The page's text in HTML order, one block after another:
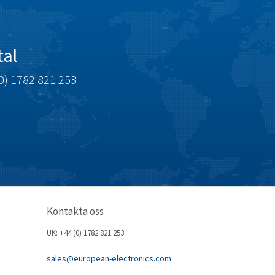
4,979
Chessell
Chint
Chloride
Cincinnati Milacron
4,728
Cognex
1782 821 253
Kontakta oss
UK: +44 (0) 1782 821 253
sales@european-electronics.com